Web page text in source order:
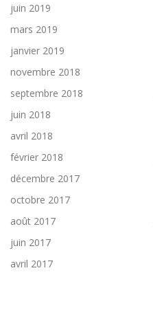
juin 2019
mars 2019
janvier 2019
novembre 2018
septembre 2018
juin 2018
avril 2018
février 2018
décembre 2017
octobre 2017
août 2017
juin 2017
avril 2017